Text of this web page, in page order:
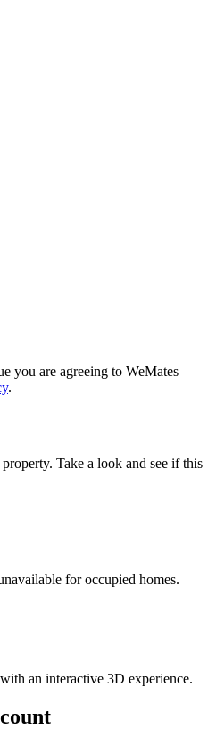
you are agreeing to WeMates
.
Take a look and see if this
for occupied homes.
an interactive 3D experience.